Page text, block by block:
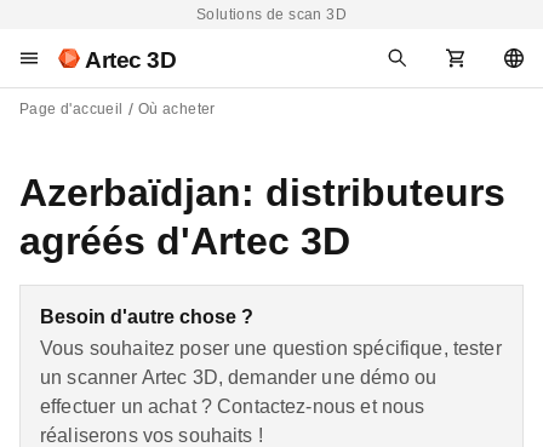
Solutions de scan 3D
Artec 3D
Page d'accueil Où acheter
Azerbaïdjan: distributeurs
agréés d'Artec 3D
Besoin d'autre chose ?
Vous souhaitez poser une question spécifique, tester
un scanner Artec 3D, demander une démo ou
effectuer un achat ? Contactez-nous et nous
réaliserons vos souhaits !